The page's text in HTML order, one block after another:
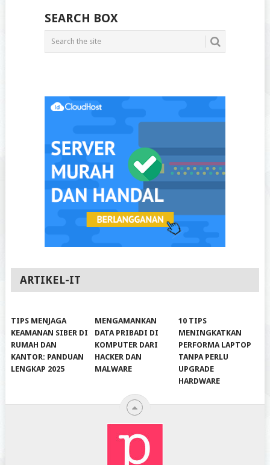
SEARCH BOX
ARTIKEL-IT
TIPS MENJAGA
KEAMANAN SIBER DI
RUMAH DAN
KANTOR: PANDUAN
LENGKAP 2025
MENGAMANKAN
DATA PRIBADI DI
KOMPUTER DARI
HACKER DAN
MALWARE
10 TIPS
MENINGKATKAN
PERFORMA LAPTOP
TANPA PERLU
UPGRADE
HARDWARE